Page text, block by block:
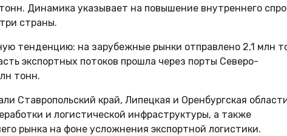
Динамика указывает на повышение внутреннего
страны.
тенденцию: на зарубежные рынки отправлено 2,1 млн
экспортных потоков прошла через порты Северо-
тонн.
Ставропольский край, Липецкая и Оренбургская
и логистической инфраструктуры, а также
рынка на фоне усложнения экспортной логистики.